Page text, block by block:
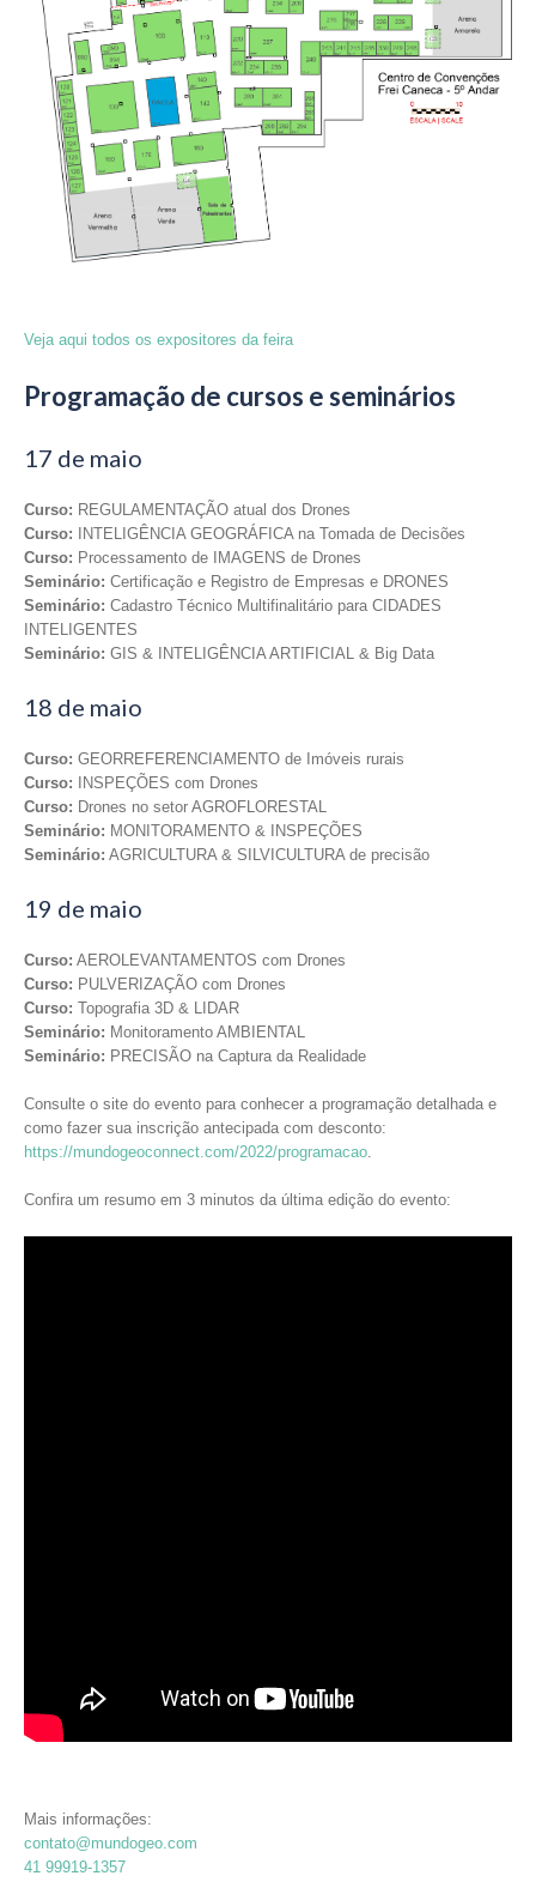
Veja aqui todos os expositores da feira
Programação de cursos e seminários
17 de maio
Curso: REGULAMENTAÇÃO atual dos Drones
Curso: INTELIGÊNCIA GEOGRÁFICA na Tomada de Decisões
Curso: Processamento de IMAGENS de Drones
Seminário: Certificação e Registro de Empresas e DRONES
Seminário: Cadastro Técnico Multifinalitário para CIDADES
INTELIGENTES
Seminário: GIS & INTELIGÊNCIA ARTIFICIAL & Big Data
18 de maio
Curso: GEORREFERENCIAMENTO de Imóveis rurais
Curso: INSPEÇÕES com Drones
Curso: Drones no setor AGROFLORESTAL
Seminário: MONITORAMENTO & INSPEÇÕES
Seminário: AGRICULTURA & SILVICULTURA de precisão
19 de maio
Curso: AEROLEVANTAMENTOS com Drones
Curso: PULVERIZAÇÃO com Drones
Curso: Topografia 3D & LIDAR
Seminário: Monitoramento AMBIENTAL
Seminário: PRECISÃO na Captura da Realidade
Consulte o site do evento para conhecer a programação detalhada e
como fazer sua inscrição antecipada com desconto:
https://mundogeoconnect.com/2022/programacao
Confira um resumo em 3 minutos da última edição do evento:
Mais informações:
contato@mundogeo.com
41 99919-1357